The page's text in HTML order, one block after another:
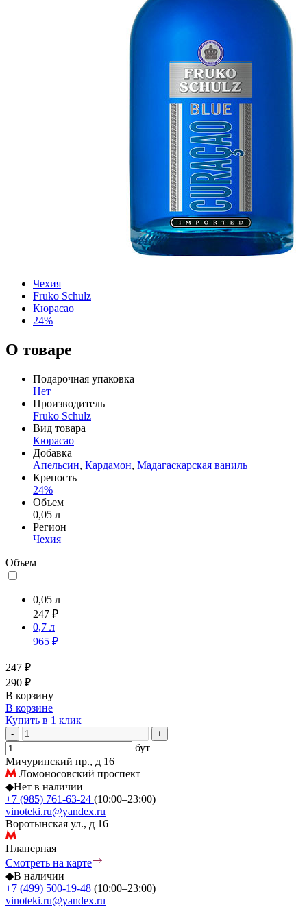
Чехия
Fruko Schulz
Кюрасао
24%
О товаре
Подарочная упаковка
Нет
Производитель
Fruko Schulz
Вид товара
Кюрасао
Добавка
Апельсин, Кардамон, Мадагаскарская ваниль
Крепость
24%
Объем
0,05 л
Регион
Чехия
Объем
0,05 л
247 ₽
0,7 л
965 ₽
247 ₽
290 ₽
В корзину
В корзине
Купить в 1 клик
- +
бут
Мичуринский пр., д 16
Ломоносовский проспект
◆Нет в наличии
+7 (985) 761-63-24 (10:00–23:00)
vinoteki.ru@yandex.ru
Воротынская ул., д 16
Планерная
Смотреть на карте
◆В наличии
+7 (499) 500-19-48 (10:00–23:00)
vinoteki.ru@yandex.ru